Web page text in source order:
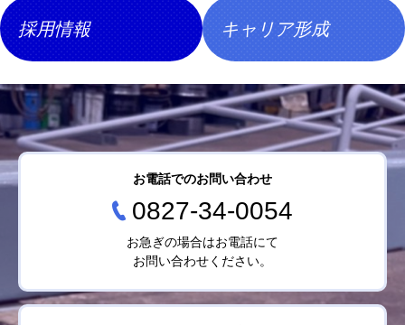
採用情報 キャリア形成
お電話でのお問い合わせ
0827-34-0054
お急ぎの場合はお電話にて
お問い合わせください。